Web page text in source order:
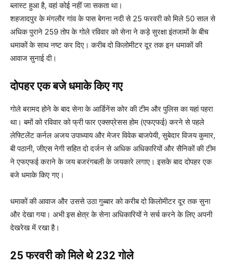
ब्‍लास्‍ट हुआ है, वहां कोई नहीं जा सकता था।
शहजादपुर के मंगलौर गांव के पास बेगना नदी से 25 फरवरी को मिले 50 साल से
अधिक पुराने 259 तोप के गोले रविवार को सेना ने कड़े सुरक्षा इंतजामों के बीच
धमाकों के साथ नष्ट कर दिए। करीब दो किलोमीटर दूर तक इन धमाकों की
आवाज सुनाई दी।
दोपहर एक बजे धमाके किए गए
गोले बरामद होने के बाद सेना के आर्डिनेंस कोर की टीम और पुलिस का यहां पहरा
था। बमों को रविवार को फ्री फार एक्सप्रेसस होम (एफएफई) करने से पहले
लेफ्टिलेंट कर्नल अजय उपाध्याय और मेजर विवेक बाजपेयी, सुबेदार विजय कुमार,
बी पठानी, जीएस नेगी सहित दो दर्जन से अधिक अधिकारियों और सैनिकों की टीम
ने एफएफई कराने के जय बजरंगबली के जयकारे लगाए। इसके बाद दोपहर एक
बजे धमाके किए गए।
धमाकों की आवाज और उससे उठा गुब्बार को करीब दो किलोमीटर दूर तक सुना
और देखा गया। अभी इस क्षेत्र के सेना अधिकारियों ने सर्च करने के लिए अपनी
देखरेख में रखा है।
25 फरवरी को मिले थे 232 गोले